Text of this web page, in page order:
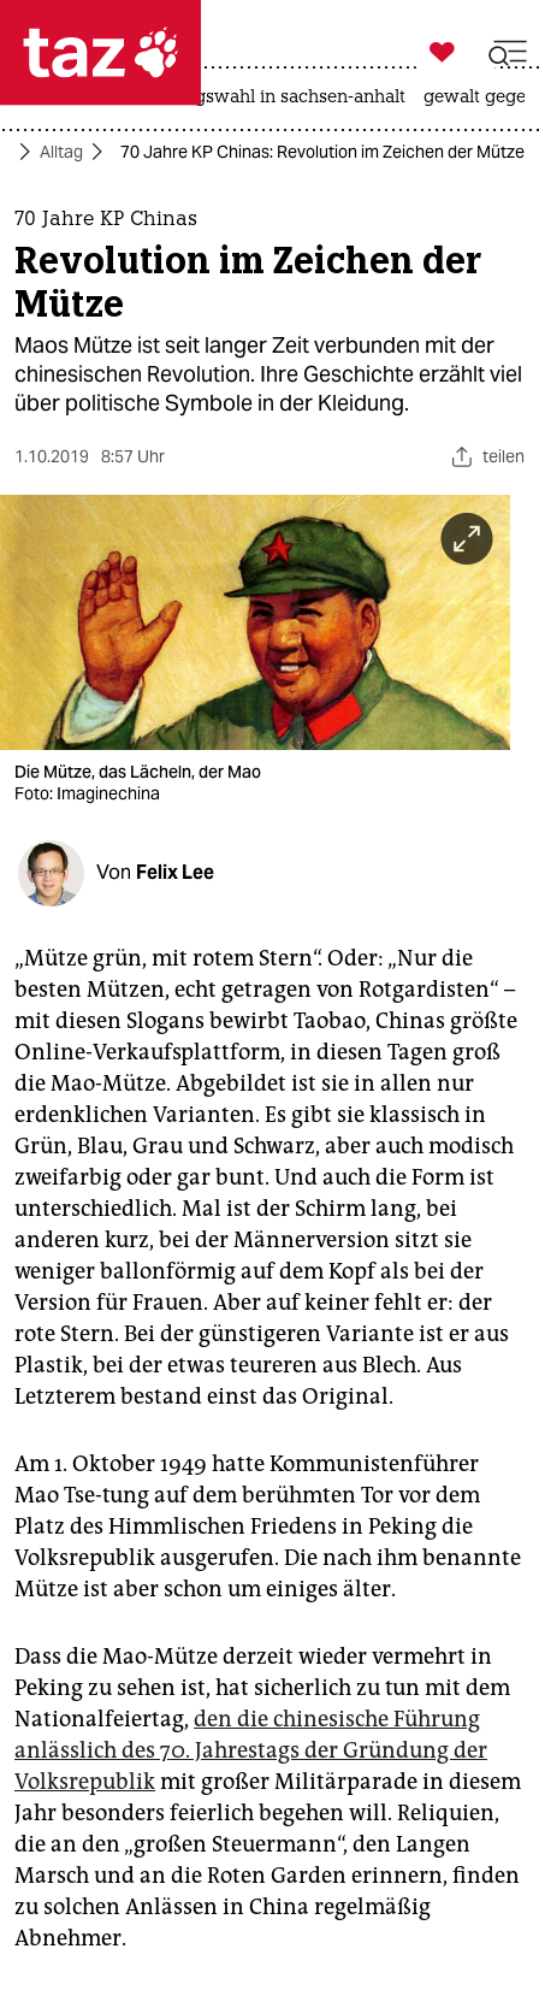
 taz zahl ich
taz zahl ich
themen
politik
öko
gesellschaft
sport
berlin
nord
wahrheit
verlag
verlag
veranstaltungen
shop
fragen & hilfe
unterstützen
abo
genossenschaft
epaper login

taz zahl ich
landtagswahl in sachsen-anhalt gewalt
Alltag 70 Jahre KP Chinas: Revolution im Zeichen der Mütze
70 Jahre KP Chinas
Revolution im Zeichen der
Mütze
Maos Mütze ist seit langer Zeit verbunden mit der
chinesischen Revolution. Ihre Geschichte erzählt viel
über politische Symbole in der Kleidung.
1.10.2019 8:57 Uhr teilen
Die Mütze, das Lächeln, der Mao
Foto: Imaginechina
Von Felix Lee
„Mütze grün, mit rotem Stern“. Oder: „Nur die
besten Mützen, echt getragen von Rotgardisten“ –
mit diesen Slogans bewirbt Taobao, Chinas größte
Online-Verkaufsplattform, in diesen Tagen groß
die Mao-Mütze. Abgebildet ist sie in allen nur
erdenklichen Varianten. Es gibt sie klassisch in
Grün, Blau, Grau und Schwarz, aber auch modisch
zweifarbig oder gar bunt. Und auch die Form ist
unterschiedlich. Mal ist der Schirm lang, bei
anderen kurz, bei der Männerversion sitzt sie
weniger ballonförmig auf dem Kopf als bei der
Version für Frauen. Aber auf keiner fehlt er: der
rote Stern. Bei der günstigeren Variante ist er aus
Plastik, bei der etwas teureren aus Blech. Aus
Letzterem bestand einst das Original.
Am 1. Oktober 1949 hatte Kommunistenführer
Mao Tse-tung auf dem berühmten Tor vor dem
Platz des Himmlischen Friedens in Peking die
Volksrepublik ausgerufen. Die nach ihm benannte
Mütze ist aber schon um einiges älter.
Dass die Mao-Mütze derzeit wieder vermehrt in
Peking zu sehen ist, hat sicherlich zu tun mit dem
Nationalfeiertag, den die chinesische Führung
anlässlich des 70. Jahrestags der Gründung der
Volksrepublikmit großer Militärparade in diesem
Jahr besonders feierlich begehen will. Reliquien,
die an den „großen Steuermann“, den Langen
Marsch und an die Roten Garden erinnern, finden
zu solchen Anlässen in China regelmäßig
Abnehmer.